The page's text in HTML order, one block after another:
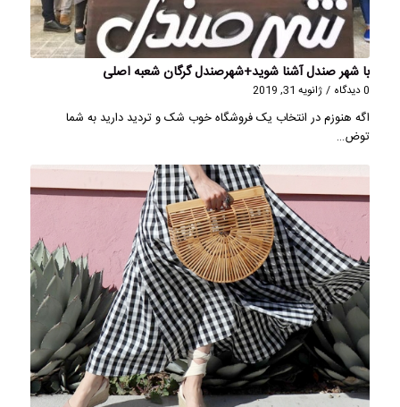
با شهر صندل آشنا شوید+شهرصندل گرگان شعبه اصلی
0 دیدگاه / ژانویه 31, 2019
اگه هنوزم در انتخاب یک فروشگاه خوب شک و تردید دارید به شما
توض…